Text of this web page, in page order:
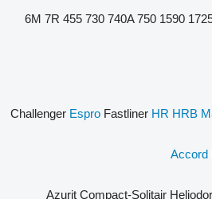
6M 7R 455 730 740A 750 1590
Challenger Espro Fastliner HR HRB
Accord
Azurit Compact-Solitair Heliodor